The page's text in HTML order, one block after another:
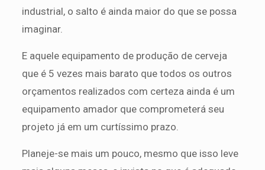
industrial, o salto é ainda maior do que se possa
imaginar.
E aquele equipamento de produção de cerveja
que é 5 vezes mais barato que todos os outros
orçamentos realizados com certeza ainda é um
equipamento amador que comprometerá seu
projeto já em um curtíssimo prazo.
Planeje-se mais um pouco, mesmo que isso leve